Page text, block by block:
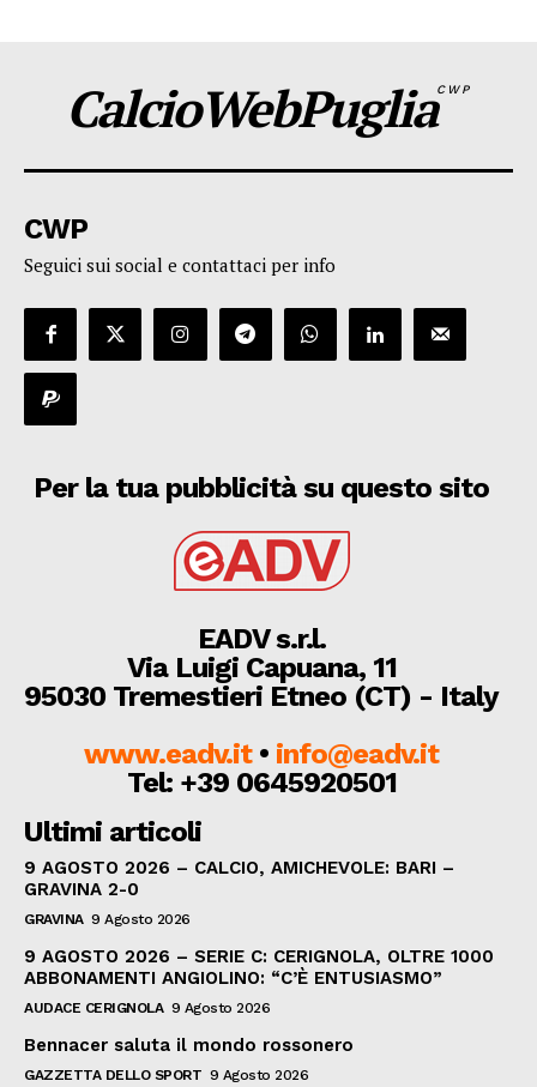
CalcioWebPugliaCWP
CWP
Seguici sui social e contattaci per info
Per la tua pubblicità su questo sito
EADV s.r.l.
Via Luigi Capuana, 11
95030 Tremestieri Etneo (CT) - Italy
www.eadv.it• info@eadv.it
Tel: +39 0645920501
Ultimi articoli
9 AGOSTO 2026 – CALCIO, AMICHEVOLE: BARI –
GRAVINA 2-0
GRAVINA 9 Agosto 2026
9 AGOSTO 2026 – SERIE C: CERIGNOLA, OLTRE 1000
ABBONAMENTI ANGIOLINO: “C’È ENTUSIASMO”
AUDACE CERIGNOLA 9 Agosto 2026
Bennacer saluta il mondo rossonero
GAZZETTA DELLO SPORT 9 Agosto 2026